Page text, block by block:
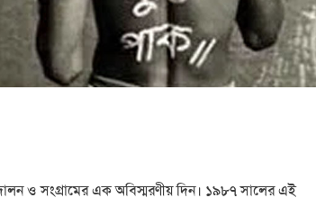
ও সংগ্রামের এক অবিস্মরণীয় দিন। ১৯৮৭ সালের এই